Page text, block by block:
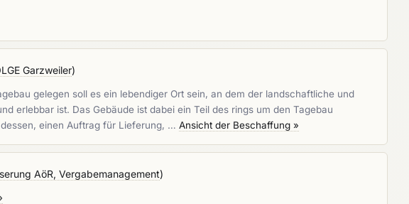
Garzweiler)
gelegen soll es ein lebendiger Ort sein, an dem der landschaftliche und
erlebbar ist. Das Gebäude ist dabei ein Teil des rings um den Tagebau
einen Auftrag für Lieferung, … Ansicht der Beschaffung »
AöR, Vergabemanagement)